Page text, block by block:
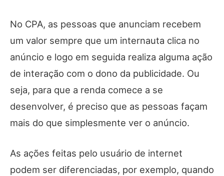
No CPA, as pessoas que anunciam recebem
um valor sempre que um internauta clica no
anúncio e logo em seguida realiza alguma ação
de interação com o dono da publicidade. Ou
seja, para que a renda comece a se
desenvolver, é preciso que as pessoas façam
mais do que simplesmente ver o anúncio.
As ações feitas pelo usuário de internet
podem ser diferenciadas, por exemplo, quando